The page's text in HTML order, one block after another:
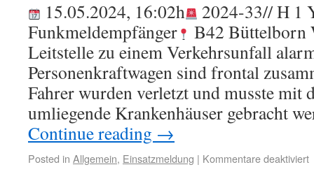
15.05.2024, 16:02h
2024-33// H 1
Funkmeldempfänger
B42 Büttelborn
Leitstelle zu einem Verkehrsunfall
Personenkraftwagen sind frontal
Fahrer wurden verletzt und musste mit
umliegende Krankenhäuser gebracht
Continue reading →
Posted in Allgemein, Einsatzmeldung | Kommentare deaktiviert